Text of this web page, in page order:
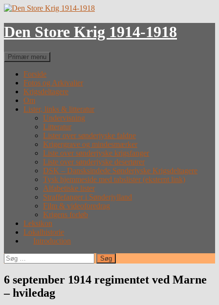
Hop
indhold
Den Store Krig 1914-1918
Søg
Primær menu
Forside
Fotos og Arkivalier
Krigsdeltagere
Om
Lister, links & litteratur
Undervisning
Litteratur
Lister over sønderjyske faldne
Krigergrave og mindesmærker
Liste over sønderjyske krigsfanger
Liste over sønderjyske desertører
DSK – Dansksindede Sønderjyske Krigsdeltagere
Tysk hjemmeside med tabslister (eksternt link)
Alfabetiske lister
Straffefanger i Sønderjylland
Film & videoforedrag
Krigens forløb
Leksikon
Lokalhistorie
Introduction
Søg
efter:
6 september 1914 regimentet ved Marne
– hviledag